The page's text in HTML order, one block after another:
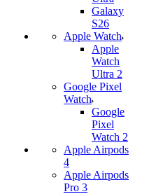
Galaxy
S26
Apple Watch
Apple
Watch
Ultra 2
Google Pixel
Watch
Google
Pixel
Watch 2
Apple Airpods
4
Apple Airpods
Pro 3